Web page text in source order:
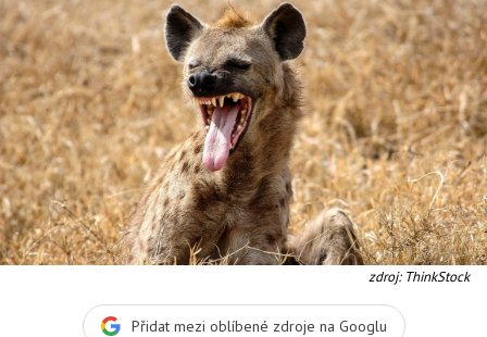
zdroj: ThinkStock
Přidat mezi oblíbené zdroje na Googlu